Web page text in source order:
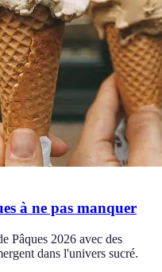
à ne pas manquer
Pâques 2026 avec des
dans l'univers sucré.